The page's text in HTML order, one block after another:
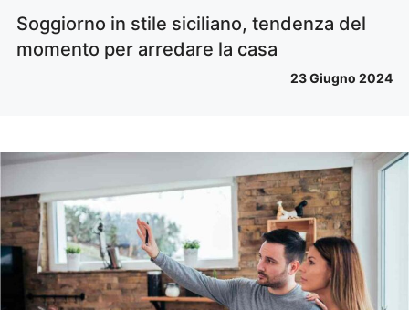
Soggiorno in stile siciliano, tendenza del
momento per arredare la casa
23 Giugno 2024